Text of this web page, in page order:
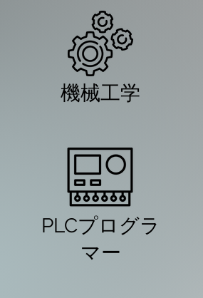
機械工学
PLCプログラ
マー